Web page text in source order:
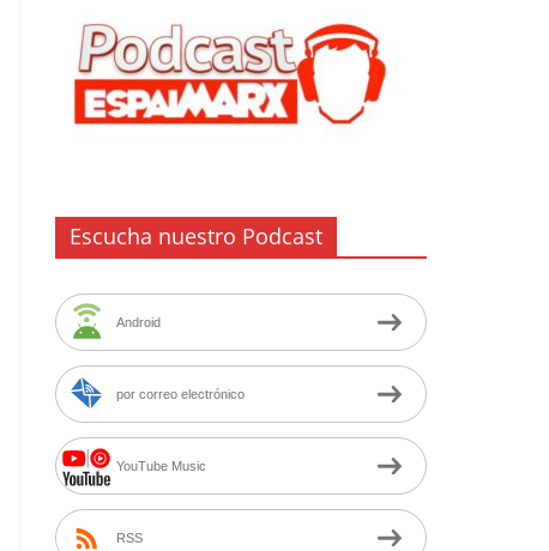
Escucha nuestro Podcast
Android
por correo electrónico
YouTube Music
RSS